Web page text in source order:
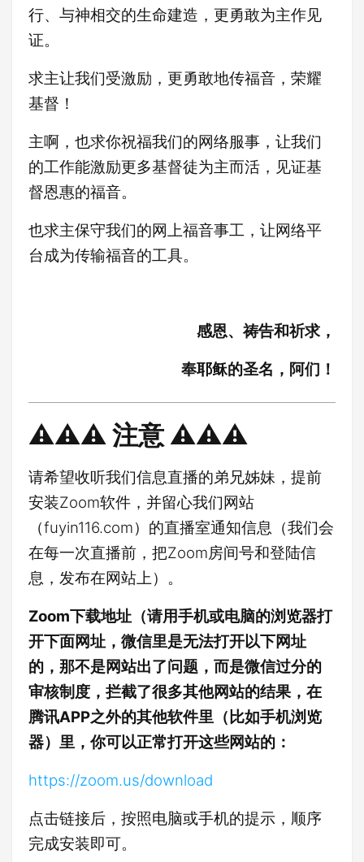
行、与神相交的生命建造，更勇敢为主作见
证。
求主让我们受激励，更勇敢地传福音，荣耀
基督！
主啊，也求你祝福我们的网络服事，让我们
的工作能激励更多基督徒为主而活，见证基
督恩惠的福音。
也求主保守我们的网上福音事工，让网络平
台成为传输福音的工具。
感恩、祷告和祈求，
奉耶稣的圣名，阿们！
⚠️⚠️⚠️ 注意 ⚠️⚠️⚠️
请希望收听我们信息直播的弟兄姊妹，提前
安装Zoom软件，并留心我们网站
（fuyin116.com）的直播室通知信息（我们会
在每一次直播前，把Zoom房间号和登陆信
息，发布在网站上）。
Zoom下载地址（请用手机或电脑的浏览器打
开下面网址，微信里是无法打开以下网址
的，那不是网站出了问题，而是微信过分的
审核制度，拦截了很多其他网站的结果，在
腾讯APP之外的其他软件里（比如手机浏览
器）里，你可以正常打开这些网站的：
https://zoom.us/download
点击链接后，按照电脑或手机的提示，顺序
完成安装即可。